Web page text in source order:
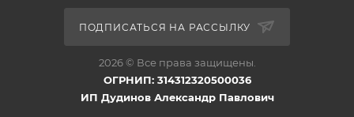
ПОДПИСАТЬСЯ НА РАССЫЛКУ
2026 © Все права защищены.
ОГРНИП: 314312320500036
ИП Дудинов Александр Павлович